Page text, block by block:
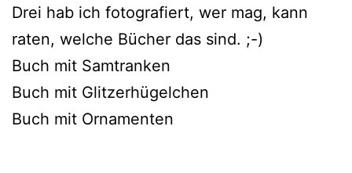
Drei hab ich foto­gra­fiert, wer mag, kann
raten, wel­che Bücher das sind. ;-)
Buch mit Samtranken
Buch mit Glitzerhügelchen
Buch mit Ornamenten